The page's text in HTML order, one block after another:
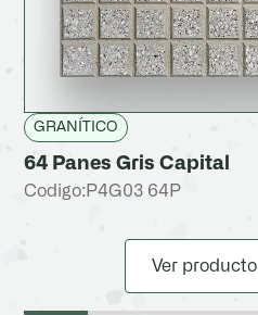
GRANÍTICO
64 Panes Gris Capital
Codigo: P4G03 64P
Ver producto